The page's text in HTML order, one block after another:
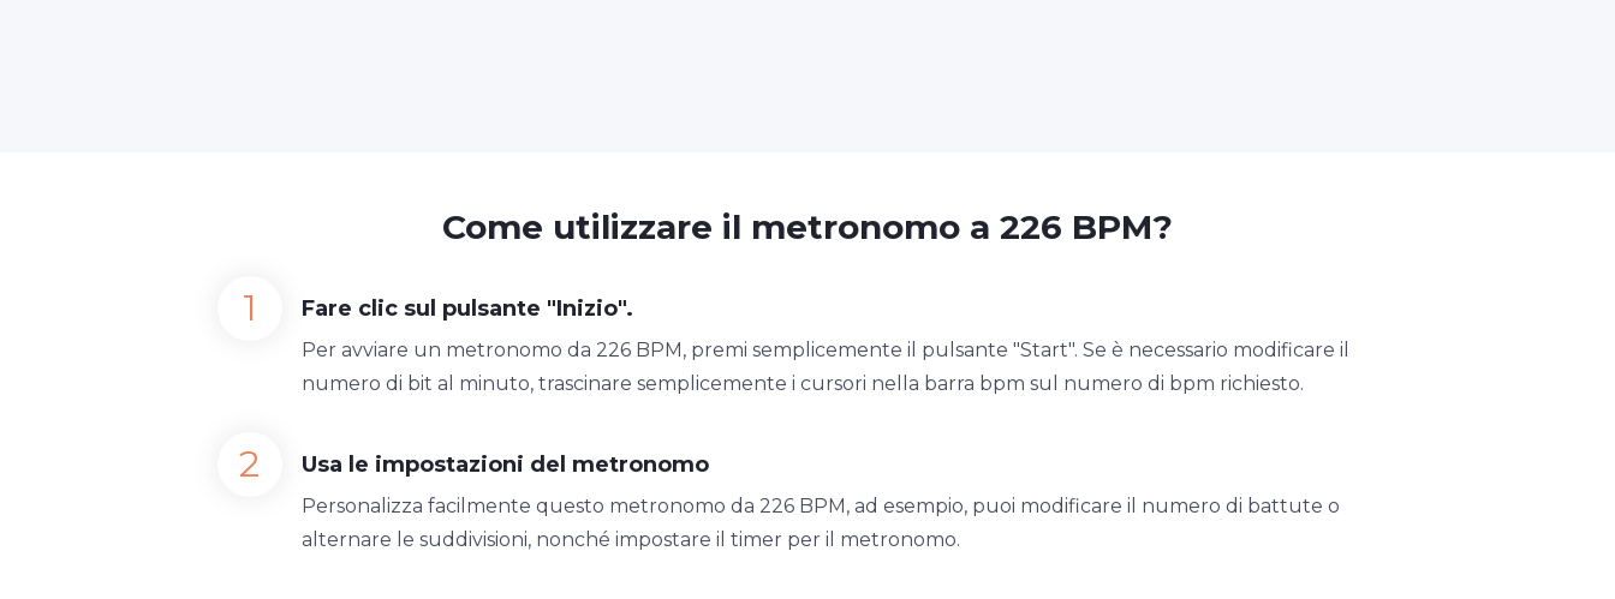
Come utilizzare il metronomo a 226 BPM?
Fare clic sul pulsante "Inizio".
Per avviare un metronomo da 226 BPM, premi semplicemente il pulsante "Start". Se è necessario modificare il
numero di bit al minuto, trascinare semplicemente i cursori nella barra bpm sul numero di bpm richiesto.
Usa le impostazioni del metronomo
Personalizza facilmente questo metronomo da 226 BPM, ad esempio, puoi modificare il numero di battute o
alternare le suddivisioni, nonché impostare il timer per il metronomo.